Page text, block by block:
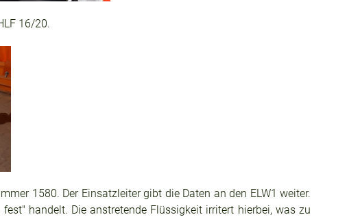
16/20.
1580. Der Einsatzleiter gibt die Daten an den ELW1 weiter.
handelt. Die anstretende Flüssigkeit irritert hierbei, was zu